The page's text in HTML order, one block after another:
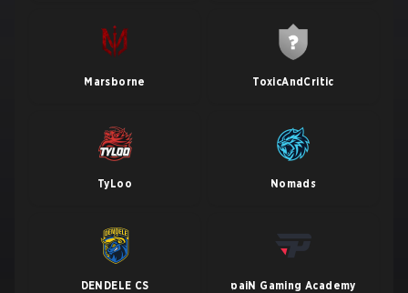
Marsborne ToxicAndCritic
TyLoo Nomads
DENDELE CS paiN Gaming Academy